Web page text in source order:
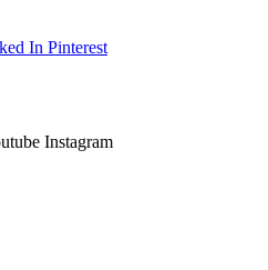
In Pinterest
Instagram